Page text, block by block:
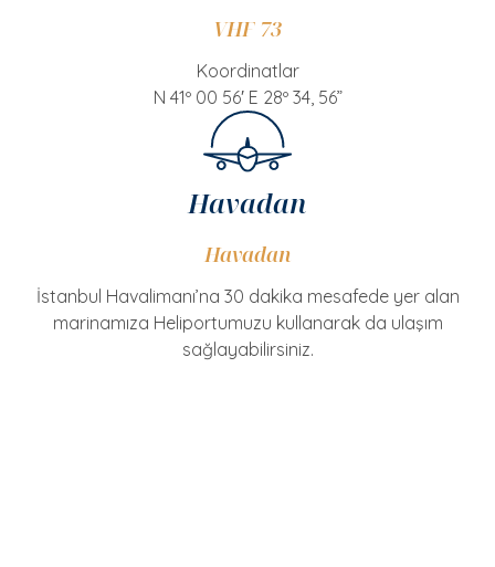
VHF 73
Koordinatlar
N 41º 00 56′ E 28º 34, 56”
Havadan
Havadan
İstanbul Havalimanı’na 30 dakika mesafede yer alan
marinamıza Heliportumuzu kullanarak da ulaşım
sağlayabilirsiniz.